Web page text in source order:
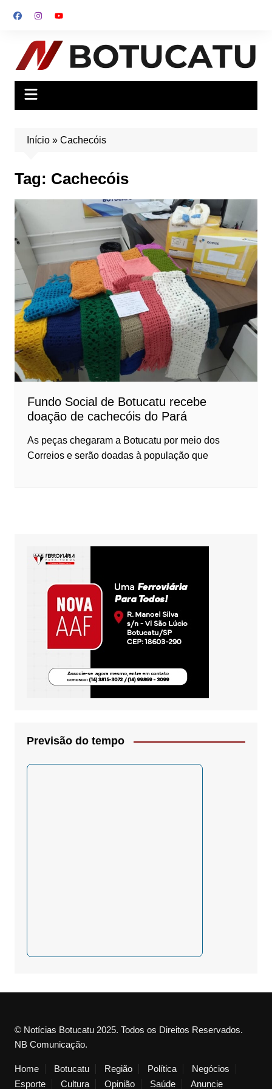
para
conteúdo
Início» Cachecóis
Tag: Cachecóis
Fundo Social de Botucatu recebe
doação de cachecóis do Pará
As peças chegaram a Botucatu por meio dos
Correios e serão doadas à população que
Previsão do tempo
© Notícias Botucatu 2025. Todos os Direitos Reservados.
NB Comunicação.
Home Botucatu Região Política
Negócios
Esporte
Cultura Opinião Saúde Anuncie